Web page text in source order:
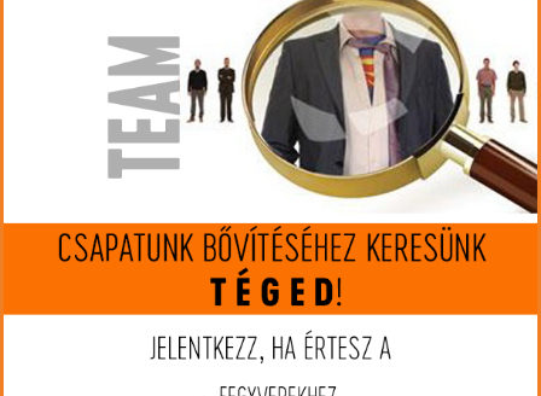
Federal
FEP65CRDTA1
6,5 Creedmoor
MIP kártya jóváírás: Kártyát igényelek
Termék leírás
Akármilyen típusú vadászat bármilyen távon, a Federal Terminal
Ascent lőszerek felülmúlnak minden eddigi vadászlőszert. A mag
köpenyének kötött mivolta biztosítja a mély behatolást kisebb
távokon, míg a Slipstream műanyag hegy akár 200 fps vagy
alacsonyabb sebességeken is tökéletesen kezdi meg a